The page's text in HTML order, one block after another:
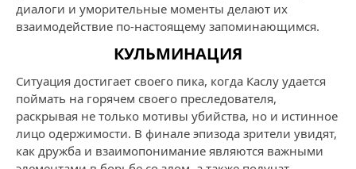
диалоги и уморительные моменты делают их
взаимодействие по-настоящему запоминающимся.
КУЛЬМИНАЦИЯ
Ситуация достигает своего пика, когда Каслу удается
поймать на горячем своего преследователя,
раскрывая не только мотивы убийства, но и истинное
лицо одержимости. В финале эпизода зрители увидят,
как дружба и взаимопонимание являются важными